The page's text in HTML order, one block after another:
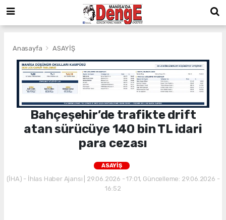
Anasayfa ASAYİŞ
Bahçeşehir’de trafikte drift
atan sürücüye 140 bin TL idari
para cezası
ASAYİŞ
(İHA) - İhlas Haber Ajansı | 29.06.2026 - 17:01, Güncelleme: 29.06.2026 -
16:52